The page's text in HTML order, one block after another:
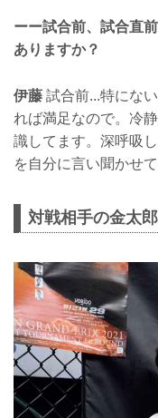
ーー試合前、試合直
ありますか？
伊藤 試合前...特にな
れば満足なので。冷
識してます。深呼吸
を自分に言い聞かせ
対戦相手の金太